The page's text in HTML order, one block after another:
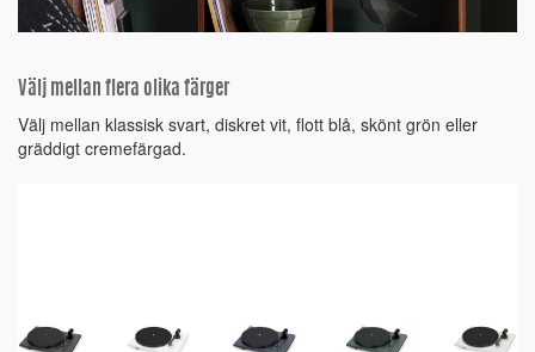
Välj mellan flera olika färger
Välj mellan klassisk svart, diskret vit, flott blå, skönt grön eller
gräddigt cremefärgad.